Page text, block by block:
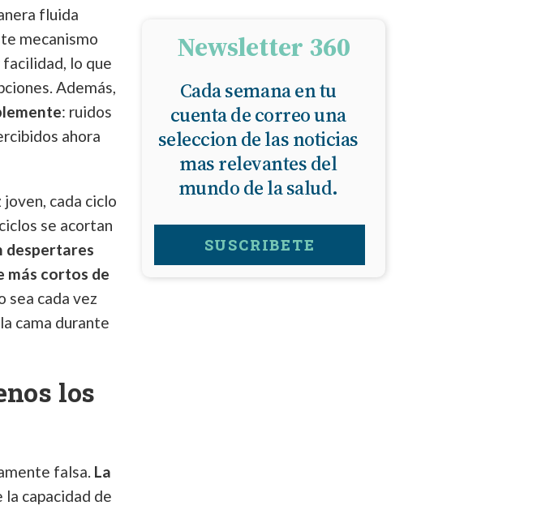
fluida
mecanismo
lo que
Además,
: ruidos
ahora
cada ciclo
se acortan
despertares
más cortos de
sea cada vez
cama durante
los
falsa. La
la capacidad de
Newsletter 360
Cada semana en tu
cuenta de correo una
seleccion de las noticias
mas relevantes del
mundo de la salud.
SUSCRIBETE